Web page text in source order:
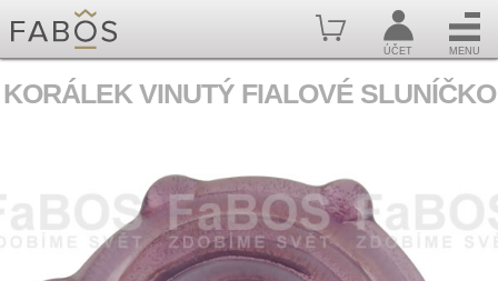
ÚČET MENU
KORÁLEK VINUTÝ FIALOVÉ SLUNÍČKO